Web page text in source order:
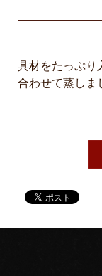
具材をたっぷり
合わせて蒸しま